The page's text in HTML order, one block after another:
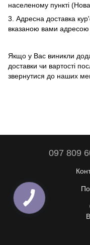
населеному пункті
3. Адресна доставка
вказаною вами
Якщо у Вас виникли
доставки чи вартості
звернутися до наших
097 809